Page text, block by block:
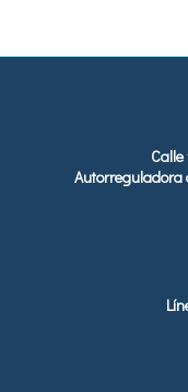
Calle
Autorreguladora